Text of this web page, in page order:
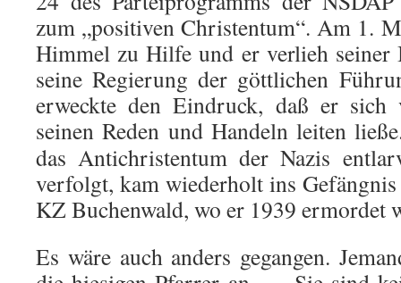
zum „positiven Christentum“. Am 1.
Himmel zu Hilfe und er verlieh seiner
seine Regierung der göttlichen
erweckte den Eindruck, daß er sich
seinen Reden und Handeln leiten
das Antichristentum der Nazis
verfolgt, kam wiederholt ins
KZ Buchenwald, wo er 1939 ermordet
Es wäre auch anders gegangen.